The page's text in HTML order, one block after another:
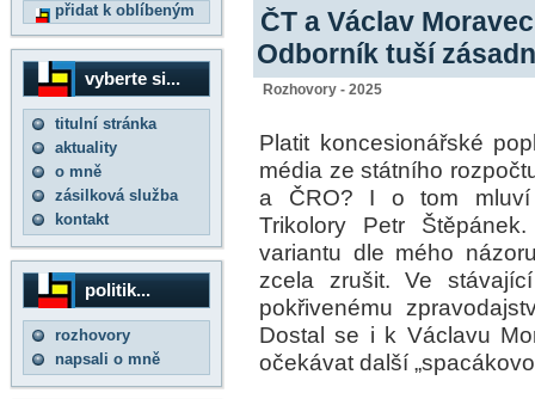
přidat k oblíbeným
vyberte si...
titulní stránka
aktuality
o mně
zásilková služba
kontakt
politik...
rozhovory
napsali o mně
ČT a Václav
Odborník tuší
Rozhovory - 2025
Platit koncesionářské
média ze státního
a ČRO? I o tom mluví
Trikolory Petr
variantu dle mého
zcela zrušit. Ve
pokřivenému
Dostal se i k Václavu
očekávat další